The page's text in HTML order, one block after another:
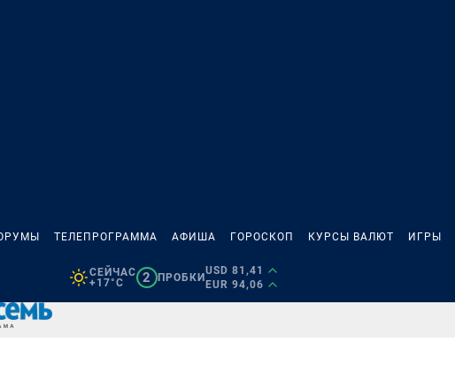
ТЕЛЕПРОГРАММА АФИША ГОРОСКОП КУРСЫ ВАЛЮТ ИГРЫ
СЕЙЧАС
+17°C
2 ПРОБКИ
USD 81,41
EUR 94,06